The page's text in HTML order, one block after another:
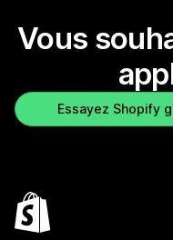
Vous
Essayez Shopify